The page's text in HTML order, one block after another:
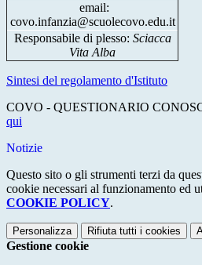
email:
covo.infanzia@scuolecovo.edu.it
Responsabile di plesso: Sciacca
Vita Alba
Sintesi del regolamento d'Istituto
COVO - QUESTIONARIO
qui
Notizie
Questo sito o gli strumenti terzi da
cookie necessari al funzionamento ed
COOKIE POLICY.
Personalizza Rifiuta tutti i cookies
Gestione cookie